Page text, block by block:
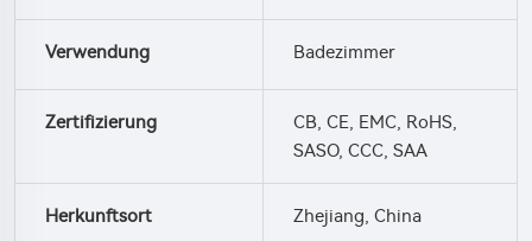
Verwendung Badezimmer
Zertifizierung
CB, CE, EMC, RoHS,
SASO, CCC, SAA
Herkunftsort Zhejiang, China